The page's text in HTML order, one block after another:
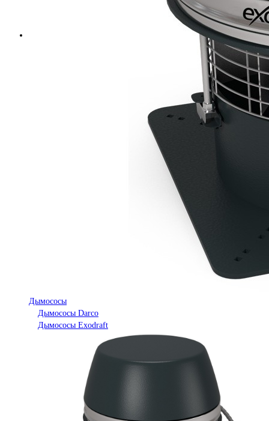
Дымососы
Дымососы Darco
Дымососы Exodraft